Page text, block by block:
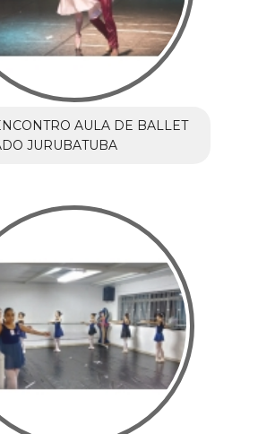
AULA DE BALLET
JURUBATUBA